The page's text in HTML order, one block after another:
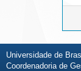
Universidade de
Coordenadoria de